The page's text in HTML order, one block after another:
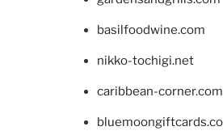
basilfoodwine.com
nikko-tochigi.net
caribbean-corner.com